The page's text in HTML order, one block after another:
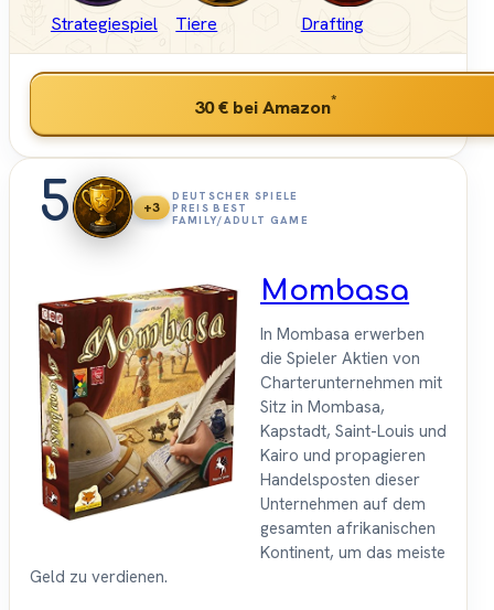
Strategiespiel Tiere Drafting
30 € bei Amazon*
5 +3
DEUTSCHER SPIELE
PREIS BEST
FAMILY/ADULT GAME
Mombasa
In Mombasa erwerben
die Spieler Aktien von
Charterunternehmen mit
Sitz in Mombasa,
Kapstadt, Saint-Louis und
Kairo und propagieren
Handelsposten dieser
Unternehmen auf dem
gesamten afrikanischen
Kontinent, um das meiste
Geld zu verdienen.